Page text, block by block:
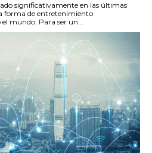
significativamente en las últimas
forma de entretenimiento
mundo. Para ser un...